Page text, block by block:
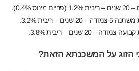
הזוג על המשכנתא הזאת?